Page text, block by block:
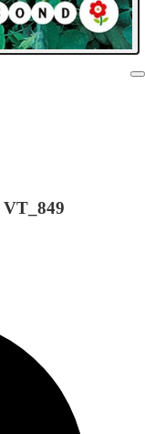
VT_849